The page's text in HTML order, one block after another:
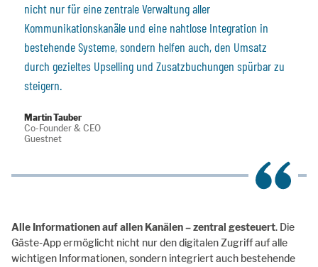
nicht nur für eine zentrale Verwaltung aller
Kommunikationskanäle und eine nahtlose Integration in
bestehende Systeme, sondern helfen auch, den Umsatz
durch gezieltes Upselling und Zusatzbuchungen spürbar zu
steigern.
Martin Tauber
Co-Founder & CEO
Guestnet
Alle Informationen auf allen Kanälen – zentral gesteuert. Die
Gäste-App ermöglicht nicht nur den digitalen Zugriff auf alle
wichtigen Informationen, sondern integriert auch bestehende